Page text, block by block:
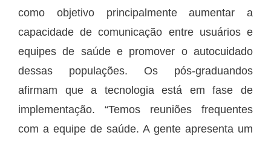
como objetivo principalmente aumentar a
capacidade de comunicação entre usuários e
equipes de saúde e promover o autocuidado
dessas populações. Os pós-graduandos
afirmam que a tecnologia está em fase de
implementação. “Temos reuniões frequentes
com a equipe de saúde. A gente apresenta um